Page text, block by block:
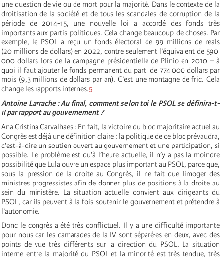
une question de vie ou de mort pour la majorité. Dans le contexte de la
droitisation de la société et de tous les scandales de corruption de la
période de 2014-15, une nouvelle loi a accordé des fonds très
importants aux partis politiques. Cela change beaucoup de choses. Par
exemple, le PSOL a reçu un fonds électoral de 99 millions de reals
(20 millions de dollars) en 2022, contre seulement l’équivalent de 590
000 dollars lors de la campagne présidentielle de Plinio en 2010 – à
quoi il faut ajouter le fonds permanent du parti de 774 000 dollars par
mois (9,3 millions de dollars par an). C’est une montagne de fric. Cela
change les rapports internes.5
Antoine Larrache : Au final, comment selon toi le PSOL se définira-t-
il par rapport au gouvernement ?
Ana Cristina Carvalhaes : En fait, la victoire du bloc majoritaire actuel au
Congrès est déjà une définition claire : la politique de ce bloc prévaudra,
c’est-à-dire un soutien ouvert au gouvernement et une participation, si
possible. Le problème est qu’à l’heure actuelle, il n’y a pas la moindre
possibilité que Lula ouvre un espace plus important au PSOL, parce que,
sous la pression de la droite au Congrès, il ne fait que limoger des
ministres progressistes afin de donner plus de positions à la droite au
sein du ministère. La situation actuelle convient aux dirigeants du
PSOL, car ils peuvent à la fois soutenir le gouvernement et prétendre à
l’autonomie.
Donc le congrès a été très conflictuel. Il y a une difficulté importante
pour nous car les camarades de la IV sont séparé·es en deux, avec des
points de vue très différents sur la direction du PSOL. La situation
interne entre la majorité du PSOL et la minorité est très tendue, très